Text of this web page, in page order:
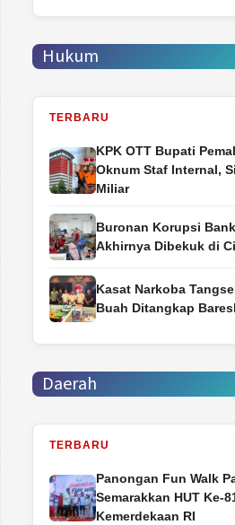
Hukum
TERBARU
‎KPK OTT Bupati
Oknum Staf Internal,
Miliar
Buronan Korupsi
Akhirnya Dibekuk di
Kasat Narkoba
Buah Ditangkap
Daerah
TERBARU
Panongan Fun Walk
Semarakkan HUT Ke-
Kemerdekaan RI